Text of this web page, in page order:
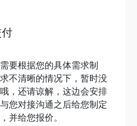
要根据您的具体需求制
不清晰的情况下，暂时没
，还请谅解，这边会安排
您对接沟通之后给您制定
并给您报价。